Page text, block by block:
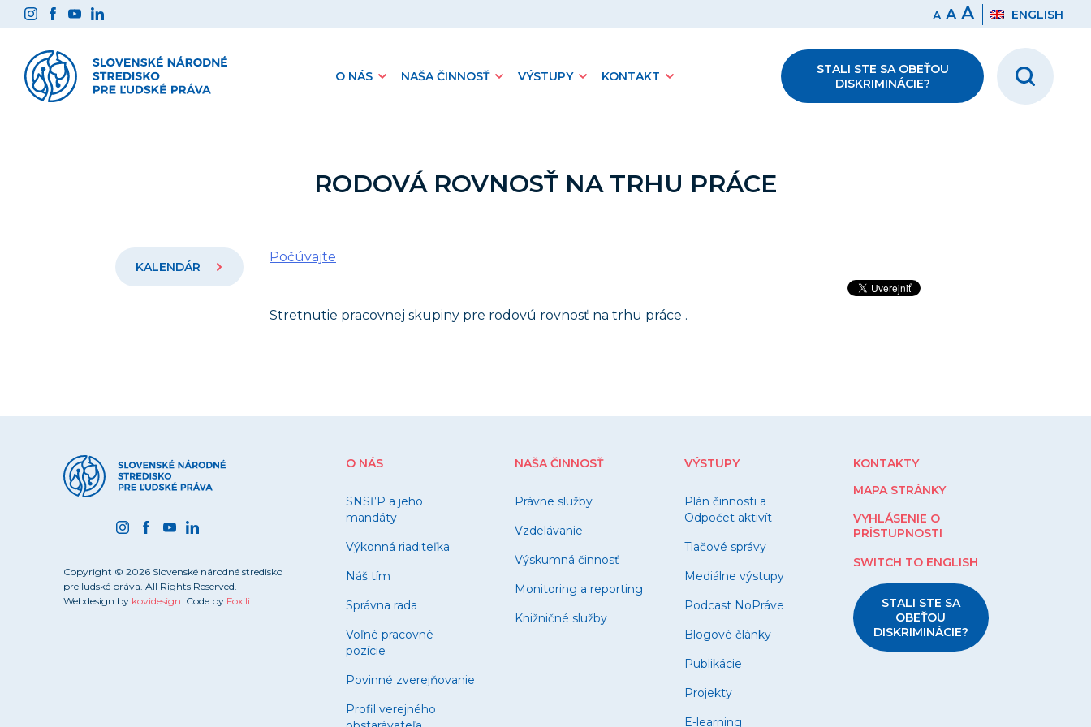
Preskočiť
na
A A A ENGLISH
O NÁS NAŠA ČINNOSŤ VÝSTUPY KONTAKT
STALI STE SA OBEŤOU
DISKRIMINÁCIE?
RODOVÁ ROVNOSŤ NA TRHU PRÁCE
KALENDÁR
Počúvajte
Stretnutie pracovnej skupiny pre rodovú rovnosť na trhu práce .
O NÁS
SNSĽP a jeho
mandáty
Výkonná riaditeľka
Náš tím
Správna rada
Voľné pracovné
pozície
Povinné zverejňovanie
Profil verejného
NAŠA ČINNOSŤ
Právne služby
Vzdelávanie
Výskumná činnosť
Monitoring a reporting
Knižničné služby
VÝSTUPY
Plán činnosti a
Odpočet aktivít
Tlačové správy
Mediálne výstupy
Podcast NoPráve
Blogové články
Publikácie
Projekty
E-learning
KONTAKTY
MAPA STRÁNKY
VYHLÁSENIE O
PRÍSTUPNOSTI
SWITCH TO ENGLISH
STALI STE SA
OBEŤOU
DISKRIMINÁCIE?
Copyright © 2026 Slovenské národné stredisko
pre ľudské práva. All Rights Reserved.
Webdesign by kovidesign . Code by Foxili